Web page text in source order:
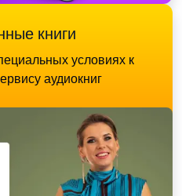
книги
условиях к
аудиокниг